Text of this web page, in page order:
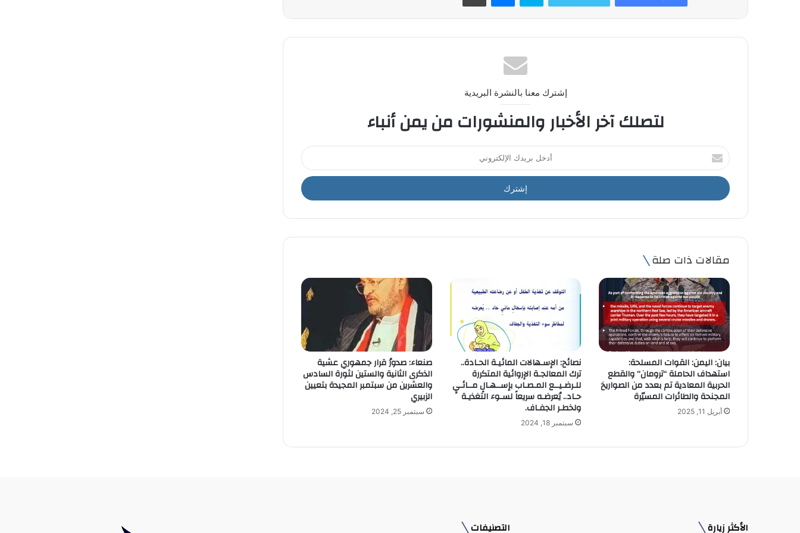
إشترك معنا بالنشرة البريدية
لتصلك آخر الأخبار والمنشورات من يمن أنباء
أ
د
خ
ل
د
ا
إ
ك
ت
و
ن
ي
مقالات ذات صلة
بيان: اليمن: القوات المسلحة:
استهداف الحاملة “ترومان” والقطع
الحربية المعادية تم بعدد من الصواريخ
المجنحة والطائرات المسيّرة
أبريل 11, 2025
نصائح: الإسـهالات المائيـة الحـادة..
ترك المعالجـة الإروائية المتكررة
للـرضـيــع المـصـاب بإســهـالٍ مــائـيٍ
حـاد.. يُعرضـه سريعاً لسـوء التغذيـة
ولخطـر الجفـاف.
سبتمبر 18, 2024
صنعاء: صدورُ قرار جمهوري عشية
الذكرى الثانية والستين لثورة السادس
والعشرين من سبتمبر المجيدة بتعيين
الزبيري
سبتمبر 25, 2024
الأكثر زيارة التصنيفات